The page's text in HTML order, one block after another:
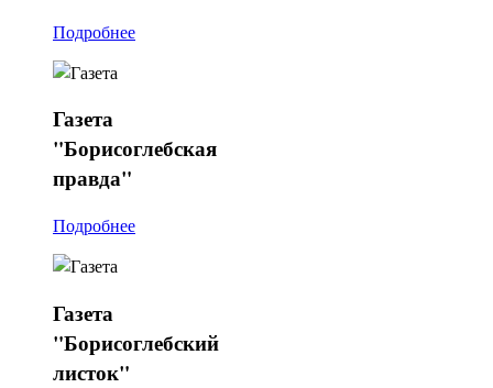
Подробнее
Газета
"Борисоглебская
правда"
Подробнее
Газета
"Борисоглебский
листок"